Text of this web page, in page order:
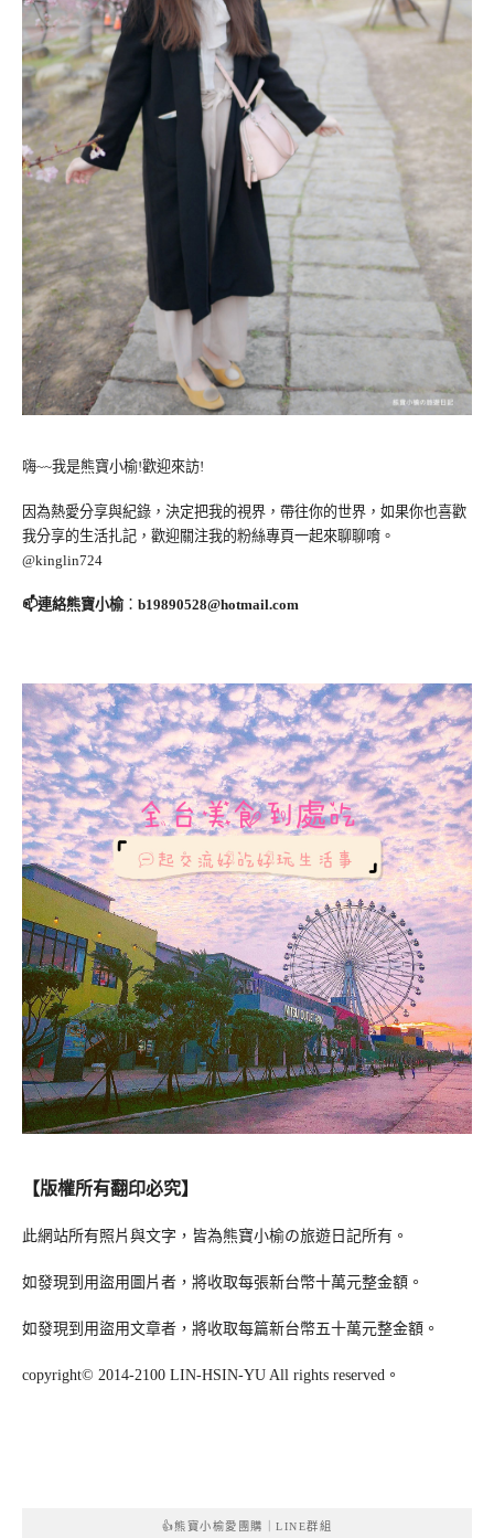
嗨~~我是熊寶小榆!歡迎來訪!
因為熱愛分享與紀錄，決定把我的視界，帶往你的世界，如果你也喜歡
我分享的生活扎記，歡迎關注我的粉絲專頁一起來聊聊唷。
@kinglin724
📫連絡熊寶小榆： b19890528@hotmail.com
【版權所有翻印必究】
此網站所有照片與文字，皆為熊寶小榆の旅遊日記所有。
如發現到用盜用圖片者，將收取每張新台幣十萬元整金額。
如發現到用盜用文章者，將收取每篇新台幣五十萬元整金額。
copyright© 2014-2100 LIN-HSIN-YU All rights reserved。
👍熊寶小榆愛團購｜LINE群組